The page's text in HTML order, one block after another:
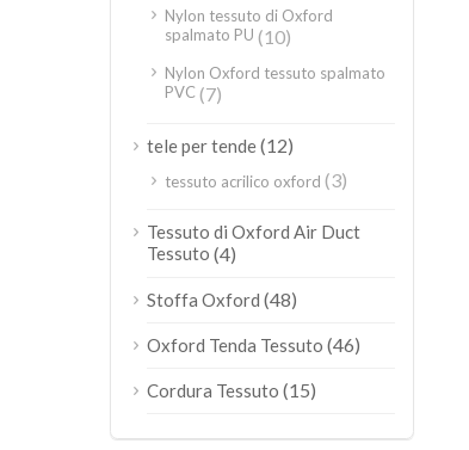
Nylon tessuto di Oxford
spalmato PU (10)
Nylon Oxford tessuto spalmato
PVC(7)
tele per tende(12)
tessuto acrilico oxford (3)
Tessuto di Oxford Air Duct
Tessuto (4)
Stoffa Oxford (48)
Oxford Tenda Tessuto (46)
Cordura Tessuto (15)